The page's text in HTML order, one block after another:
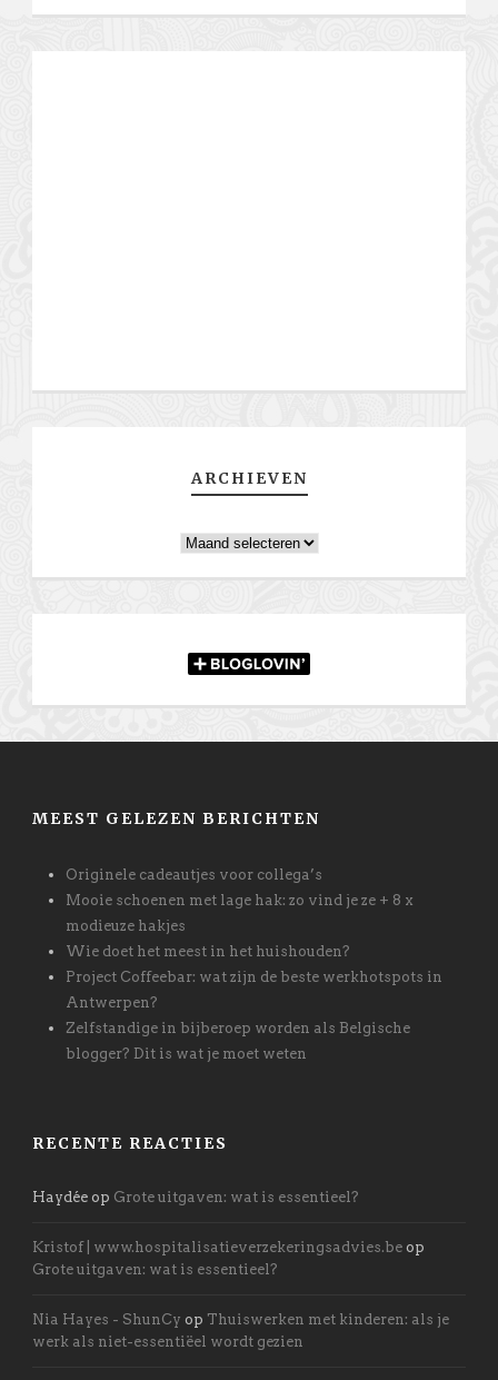
ARCHIEVEN
Archieven
MEEST GELEZEN BERICHTEN
Originele cadeautjes voor collega’s
Mooie schoenen met lage hak: zo vind je ze + 8 x
modieuze hakjes
Wie doet het meest in het huishouden?
Project Coffeebar: wat zijn de beste werkhotspots in
Antwerpen?
Zelfstandige in bijberoep worden als Belgische
blogger? Dit is wat je moet weten
RECENTE REACTIES
Haydée op Grote uitgaven: wat is essentieel?
Kristof | www.hospitalisatieverzekeringsadvies.be op
Grote uitgaven: wat is essentieel?
Nia Hayes - ShunCy op Thuiswerken met kinderen: als je
werk als niet-essentiëel wordt gezien